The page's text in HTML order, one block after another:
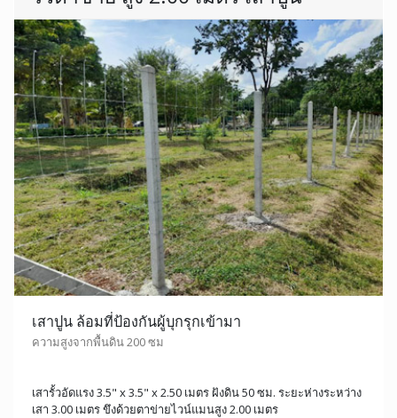
เสาปูน ล้อมที่ป้องกันผู้บุกรุกเข้ามา
ความสูงจากพื้นดิน 200 ซม
เสารั้วอัดแรง 3.5" x 3.5" x 2.50 เมตร ฝังดิน 50 ซม. ระยะห่างระหว่าง
เสา 3.00 เมตร ขึงด้วยตาข่ายไวน์แมนสูง 2.00 เมตร